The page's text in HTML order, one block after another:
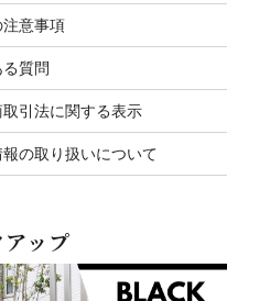
意事項
質問
引法に関する表示
の取り扱いについて
アップ